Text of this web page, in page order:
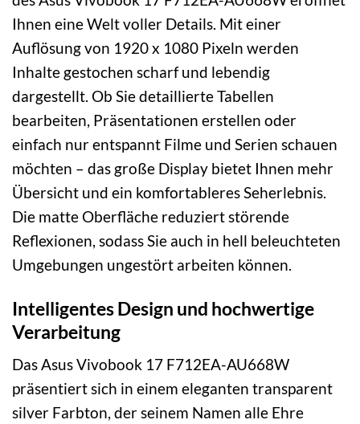
Ihnen eine Welt voller Details. Mit einer
Auflösung von 1920 x 1080 Pixeln werden
Inhalte gestochen scharf und lebendig
dargestellt. Ob Sie detaillierte Tabellen
bearbeiten, Präsentationen erstellen oder
einfach nur entspannt Filme und Serien schauen
möchten – das große Display bietet Ihnen mehr
Übersicht und ein komfortableres Seherlebnis.
Die matte Oberfläche reduziert störende
Reflexionen, sodass Sie auch in hell beleuchteten
Umgebungen ungestört arbeiten können.
Intelligentes Design und hochwertige
Verarbeitung
Das Asus Vivobook 17 F712EA-AU668W
präsentiert sich in einem eleganten transparent
silver Farbton, der seinem Namen alle Ehre